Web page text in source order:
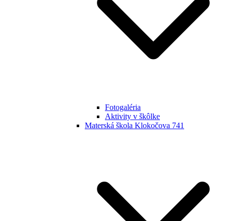
Fotogaléria
Aktivity v škôlke
Materská škola Klokočova 741